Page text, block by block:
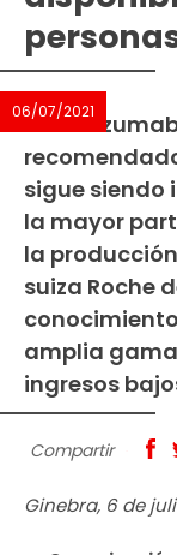
06/07/2021
El
sigue siendo
la mayor
la
suiza Roche
amplia
ingresos
Compartir
Ginebra, 6 de